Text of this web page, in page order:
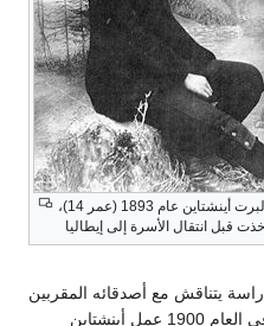
ألبرت أينشتاين عام 1893 (عمر 14)،
اُخذت قبل انتقال الأسرة إلى إيطاليا
يتناقش مع أصدقائه المقربين
في المواضيع العلمية. وبعد تخرجه في العام 1900 عمل أينشتاين